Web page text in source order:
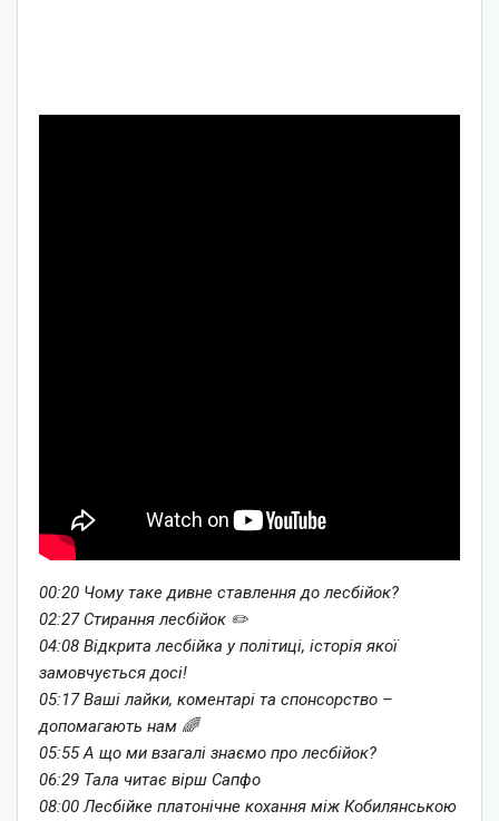
00:20 Чому таке дивне ставлення до лесбійок?
02:27 Стирання лесбійок ✏️
04:08 Відкрита лесбійка у політиці, історія якої
замовчується досі!
05:17 Ваші лайки, коментарі та спонсорство –
допомагають нам 🌈
05:55 А що ми взагалі знаємо про лесбійок?
06:29 Тала читає вірш Сапфо
08:00 Лесбійке платонічне кохання між Кобилянською